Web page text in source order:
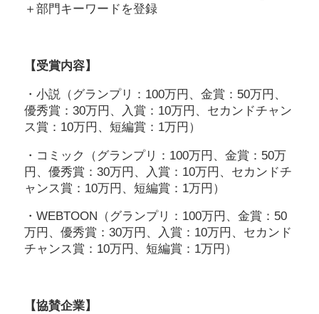
＋部門キーワードを登録
【受賞内容】
・小説（グランプリ：100万円、金賞：50万円、
優秀賞：30万円、入賞：10万円、セカンドチャン
ス賞：10万円、短編賞：1万円）
・コミック（グランプリ：100万円、金賞：50万
円、優秀賞：30万円、入賞：10万円、セカンドチ
ャンス賞：10万円、短編賞：1万円）
・WEBTOON（グランプリ：100万円、金賞：50
万円、優秀賞：30万円、入賞：10万円、セカンド
チャンス賞：10万円、短編賞：1万円）
【協賛企業】